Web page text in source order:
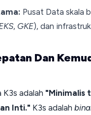
Pusat Data skala
, GKE), dan
Dan
adalah "Minimalis
Inti." K3s adalah